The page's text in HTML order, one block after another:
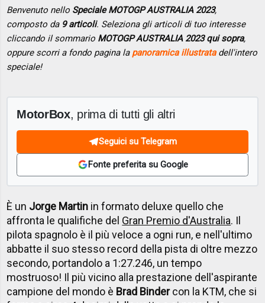
Benvenuto nello Speciale MOTOGP AUSTRALIA 2023,
composto da 9 articoli. Seleziona gli articoli di tuo interesse
cliccando il sommario MOTOGP AUSTRALIA 2023 qui sopra,
oppure scorri a fondo pagina la panoramica illustratadell'intero
speciale!
MotorBox, prima di tutti gli altri
Seguici su Telegram
Fonte preferita su Google
È un Jorge Martin in formato deluxe quello che
affronta le qualifiche del Gran Premio d'Australia. Il
pilota spagnolo è il più veloce a ogni run, e nell'ultimo
abbatte il suo stesso record della pista di oltre mezzo
secondo, portandolo a 1:27.246, un tempo
mostruoso! Il più vicino alla prestazione dell'aspirante
campione del mondo è Brad Bindercon la KTM, che si